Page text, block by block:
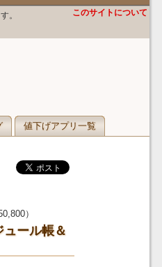
。 このサイトについて
値下げアプリ一覧
）
ール帳＆